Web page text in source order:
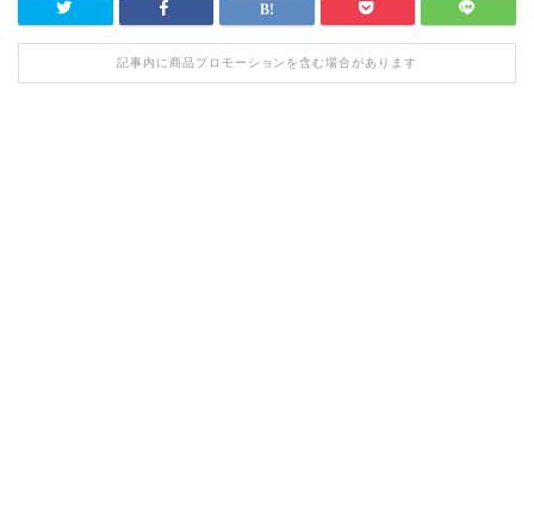
記事内に商品プロモーションを含む場合があります